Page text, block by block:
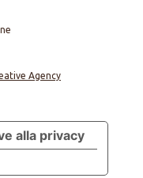
Agency
alla privacy